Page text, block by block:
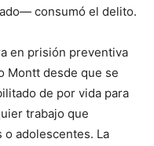
consumó el delito.
en prisión preventiva
Montt desde que se
de por vida para
trabajo que
adolescentes. La